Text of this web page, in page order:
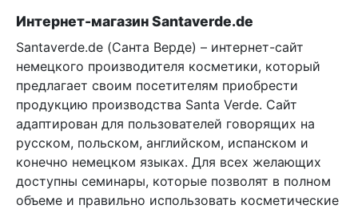
Интернет-магазин Santaverde.de
Santaverde.de (Санта Верде) – интернет-сайт
немецкого производителя косметики, который
предлагает своим посетителям приобрести
продукцию производства Santa Verde. Сайт
адаптирован для пользователей говорящих на
русском, польском, английском, испанском и
конечно немецком языках. Для всех желающих
доступны семинары, которые позволят в полном
объеме и правильно использовать косметические